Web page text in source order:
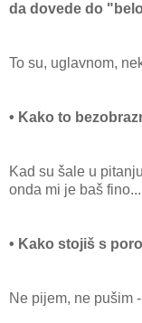
da dovede do
To su, uglavnom,
• Kako to
Kad su šale u
onda mi je baš fino...
• Kako stojiš s
Ne pijem, ne pušim